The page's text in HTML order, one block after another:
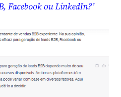
Facebook ou LinkedIn?’